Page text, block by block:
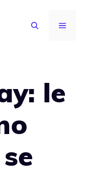
MENU
le